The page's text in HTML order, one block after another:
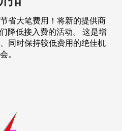
省大笔费用！将新的提供商
降低接入费的活动。 这是增
同时保持较低费用的绝佳机
会。